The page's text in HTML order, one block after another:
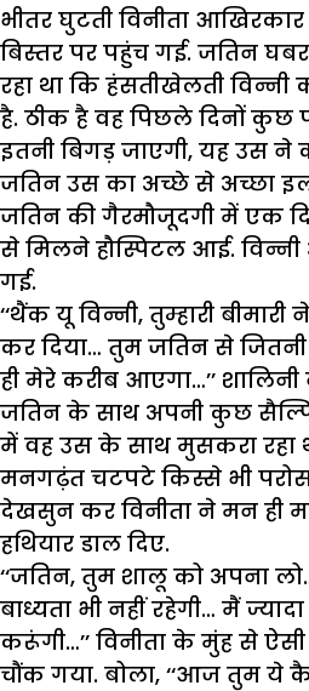
भीतर घुटती विनीता
बिस्तर पर पहुंच गई. जतिन
रहा था कि हंसतीखेलती
है. ठीक है वह पिछले दिनों कुछ
इतनी बिगड़ जाएगी, यह उस ने
जतिन उस का अच्छे से अच्छा
जतिन की गैरमौजूदगी में एक
से मिलने हौस्पिटल आई.
गई.
‘‘थैंक यू विन्नी, तुम्हारी
कर दिया… तुम जतिन से
ही मेरे करीब आएगा…’’
जतिन के साथ अपनी कुछ
में वह उस के साथ मुसकरा रहा
मनगढ़ंत चटपटे किस्से भी
देखसुन कर विनीता ने मन ही
हथियार डाल दिए.
‘‘जतिन, तुम शालू को अपना
बाध्यता भी नहीं रहेगी… मैं
करूंगी…’’ विनीता के मुंह से
चौंक गया. बोला, ‘‘आज तुम ये